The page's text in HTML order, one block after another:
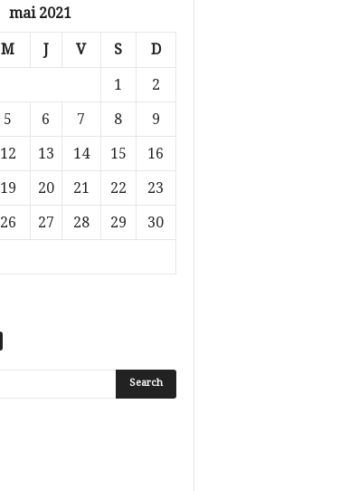
mai 2021
M J V S D
1
2
5 6 7 8
9
12 13 14 15
16
19 20 21 22
23
26 27 28 29
30